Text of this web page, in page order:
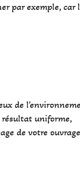
par exemple, car
de
résultat uniforme,
de votre